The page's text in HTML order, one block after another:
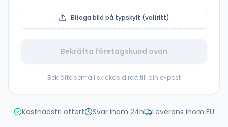
Bifoga bild på typskylt (valfritt)
Bekräfta företagskund ovan
Bekräftelsemail skickas direkt till din e-post
Kostnadsfri offert Svar inom 24h Leverans inom EU